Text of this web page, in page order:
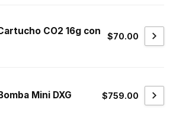
CO2 16g con $70.00
Mini DXG $759.00